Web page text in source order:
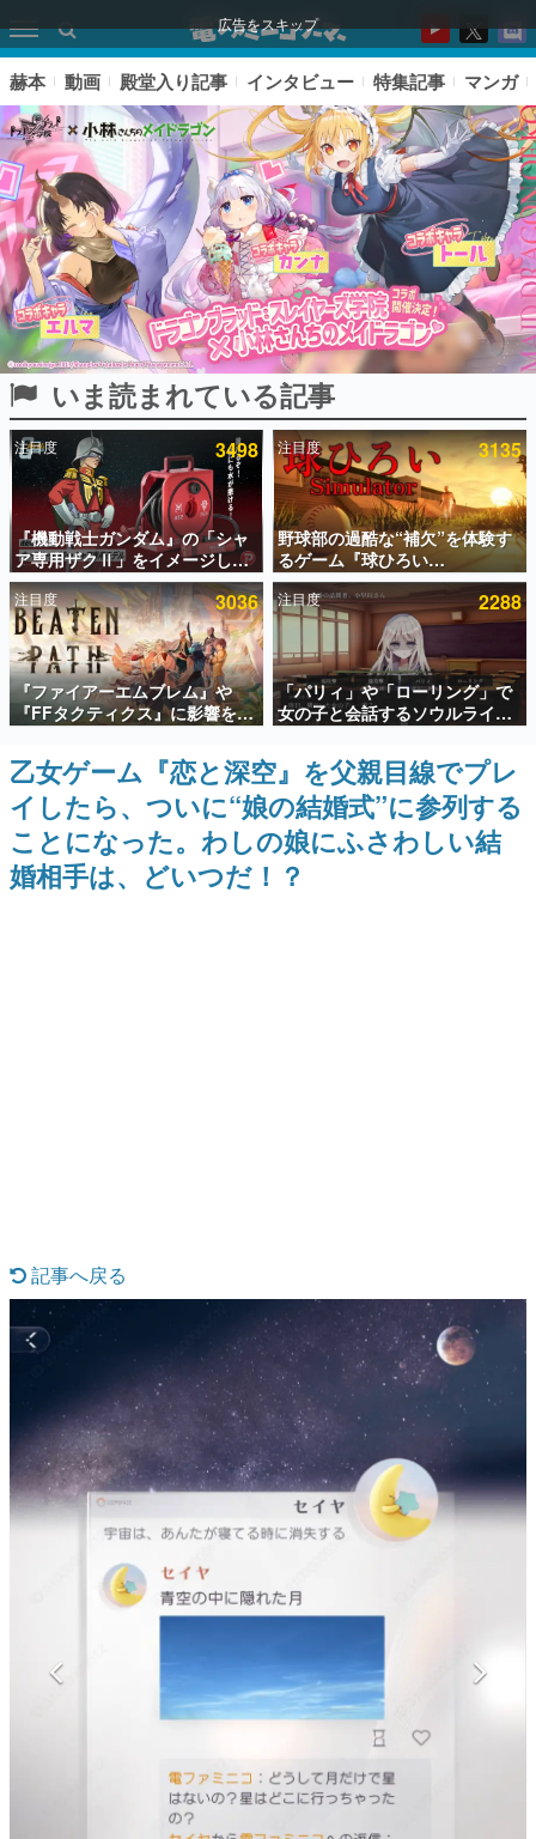
広告をスキップ
ピックアップ
電ファミのいま読まれている記事ランキング
アプリセール情報
インタビュー
連載・特集一覧
殿堂入り記事
SNS拡散数が数千以上！ ページビュー数万以上！ などな
ど。多くの人々に読まれた、電ファミ渾身の“殿堂入り”記
事をまとめました。
ゲームの企画書
名作ゲームクリエイターの方々に製作時のエピソードをお
聞きし、ヒットする企画（ゲーム）とは何か？を探ってい
きます。
赫本
この物語を解いてはいけない。『赫本』は、〈試験問題〉
なんでゲームは面白い？
ゲーム開発者・hamatsu氏がゲームの魅力を画面や操作の
具体的な形から解き明かしていく、硬派で骨太な評論連載
です。
ゲームが変えた日本語
「経験値」「裏技」「ラスボス」… ゲームにまつわる言葉
の起源や用法の変遷を、コンピューター文化史研究家・タ
イニーP氏が徹底調査。
カテゴリ
赫本 動画 殿堂入り記事 インタビュー 特集記事 マンガ
いま読まれている記事
注目度 3498
『機動戦士ガンダム』の「シャ
ア専用ザクⅡ」をイメージした
散水ホースリールが予約開始。
本体にはシャアのパーソナルマ
ークやジオン公国軍のエンブレ
ム、型式番号などを配置
注目度 3135
野球部の過酷な“補欠”を体験す
るゲーム『球ひろい
Simulator』が「1件」のウィッ
シュリストをもとにチェコ語に
対応しSNSで話題に。『キング
ダム・カム』開発元やチェコの
プロ野球選手から称賛の声
注目度 3036
『ファイアーエムブレム』や
『FFタクティクス』に影響を受
けた新作戦略RPG『Beaten
Path』2027年に発売へ。
PC（Steam）、PS5、Xbox、
Switch向けにリリース予定
注目度 2288
「パリィ」や「ローリング」で
女の子と会話するソウルライク
恋愛ゲーム『小早川さんはソウ
ルライク』無料公開。返事に失
敗すると「YOU DIED」
乙女ゲーム『恋と深空』を父親目線でプレ
イしたら、ついに“娘の結婚式”に参列する
ことになった。わしの娘にふさわしい結
婚相手は、どいつだ！？
記事へ戻る